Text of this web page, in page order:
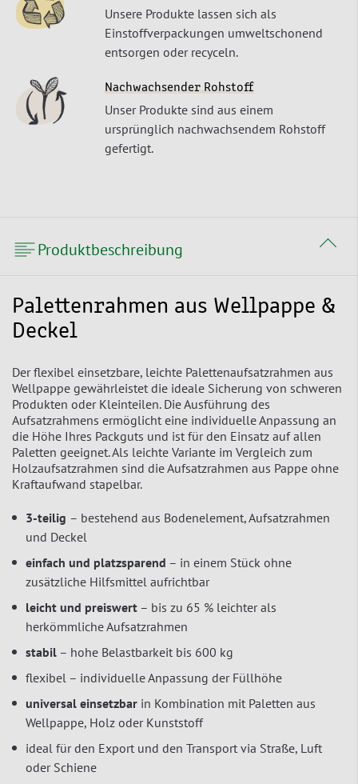
Unsere Produkte lassen sich als
Einstoffverpackungen umweltschonend
entsorgen oder recyceln.
Nachwachsender Rohstoff
Unser Produkte sind aus einem
ursprünglich nachwachsendem Rohstoff
gefertigt.
Produktbeschreibung
Palettenrahmen aus Wellpappe &
Deckel
Der flexibel einsetzbare, leichte Palettenaufsatzrahmen aus
Wellpappe gewährleistet die ideale Sicherung von schweren
Produkten oder Kleinteilen. Die Ausführung des
Aufsatzrahmens ermöglicht eine individuelle Anpassung an
die Höhe Ihres Packguts und ist für den Einsatz auf allen
Paletten geeignet. Als leichte Variante im Vergleich zum
Holzaufsatzrahmen sind die Aufsatzrahmen aus Pappe ohne
Kraftaufwand stapelbar.
3-teilig – bestehend aus Bodenelement, Aufsatzrahmen
und Deckel
einfach und platzsparend – in einem Stück ohne
zusätzliche Hilfsmittel aufrichtbar
leicht und preiswert – bis zu 65 % leichter als
herkömmliche Aufsatzrahmen
stabil – hohe Belastbarkeit bis 600 kg
flexibel – individuelle Anpassung der Füllhöhe
universal einsetzbar in Kombination mit Paletten aus
Wellpappe, Holz oder Kunststoff
ideal für den Export und den Transport via Straße, Luft
oder Schiene